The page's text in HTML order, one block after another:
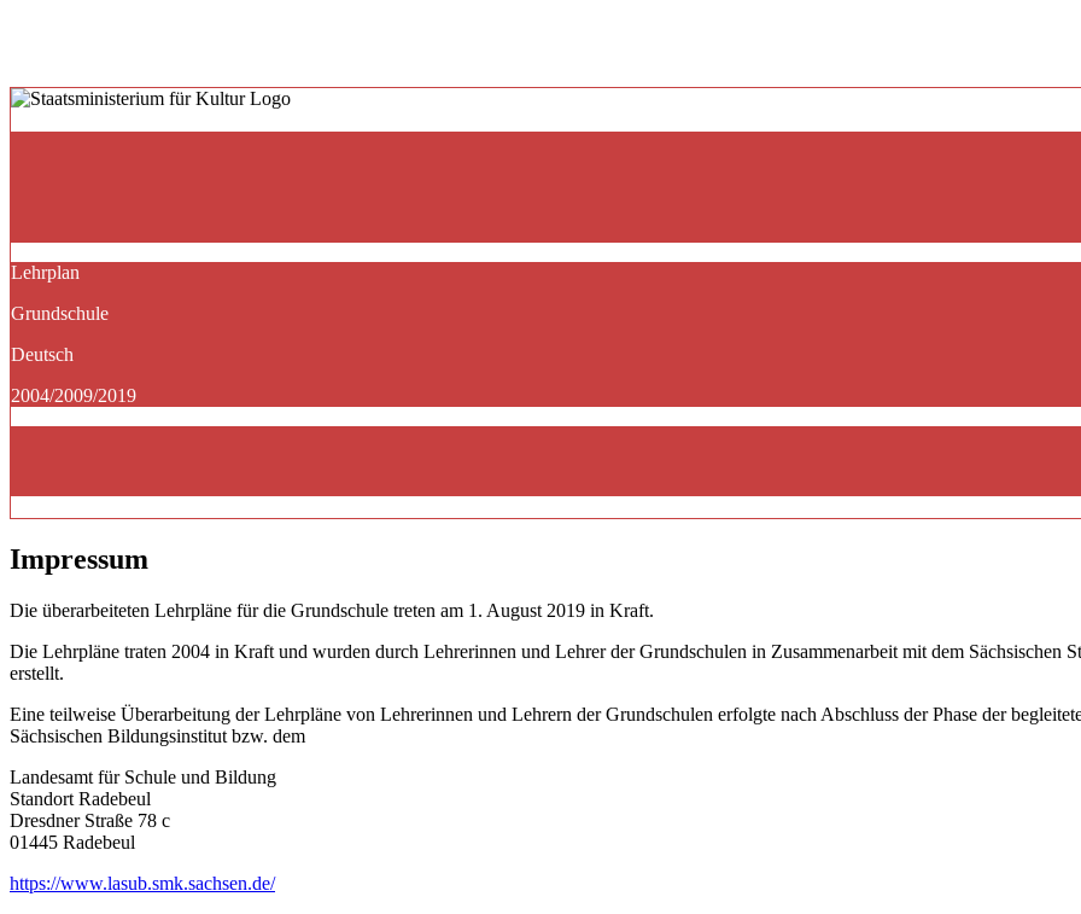
Lehrplan
Grundschule
Deutsch
2004/2009/2019
Impressum
Die überarbeiteten Lehrpläne für die Grundschule treten am 1. August 2019 in Kraft.
Die Lehrpläne traten 2004 in Kraft und wurden durch Lehrerinnen und Lehrer der Grundschulen in Zusammenarbeit mit dem
erstellt.
Eine teilweise Überarbeitung der Lehrpläne von Lehrerinnen und Lehrern der Grundschulen erfolgte nach Abschluss der Phase der
Sächsischen Bildungsinstitut bzw. dem
Landesamt für Schule und Bildung
Standort Radebeul
Dresdner Straße 78 c
01445 Radebeul
https://www.lasub.smk.sachsen.de/